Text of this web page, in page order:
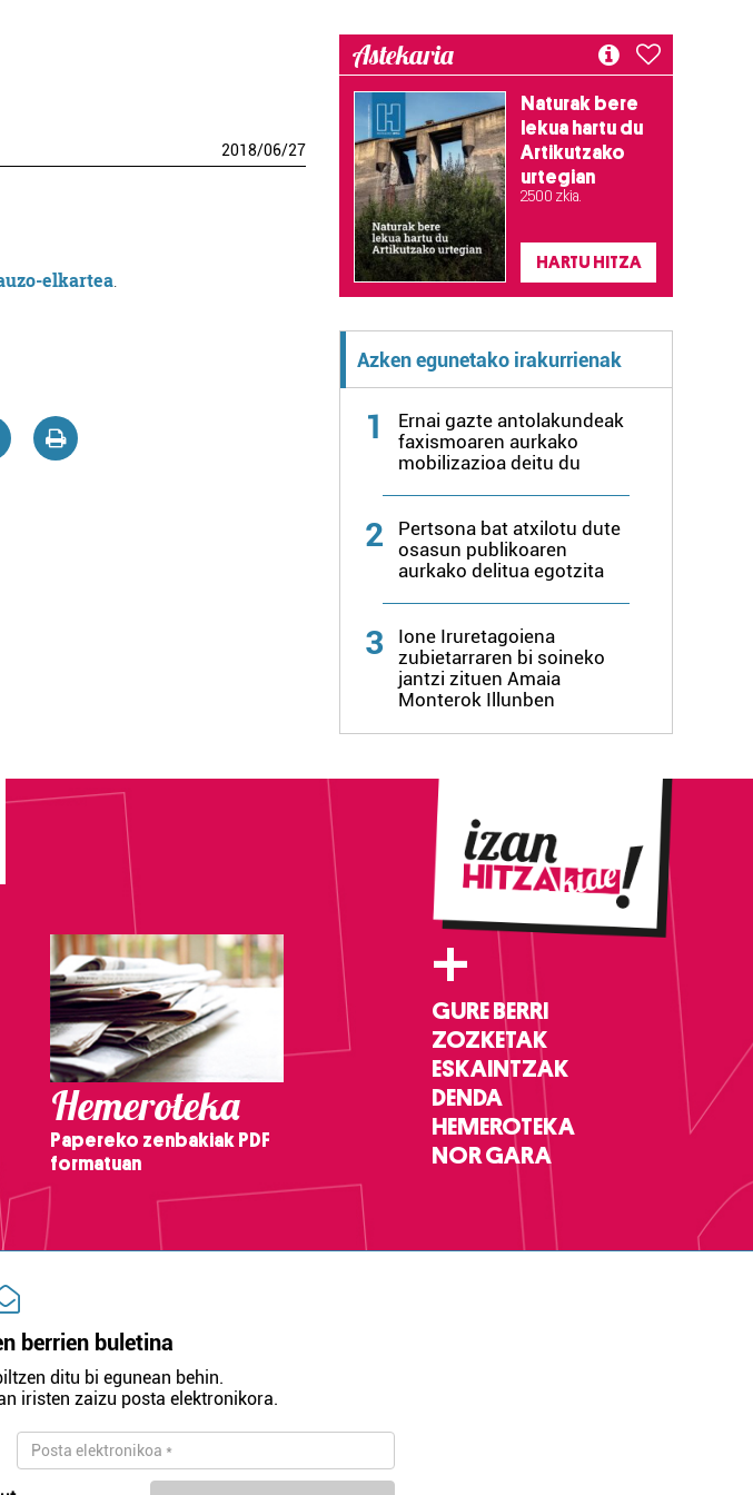
2018/06/27
elkartea
Astekaria
Naturak bere
lekua hartu du
Artikutzako
urtegian
2.500 zkia.
HARTU HITZA
Azken egunetako irakurrienak
1
Ernai gazte antolakundeak
faxismoaren aurkako
mobilizazioa deitu du
2
Pertsona bat atxilotu dute
osasun publikoaren
aurkako delitua egotzita
3
Ione Iruretagoiena
zubietarraren bi soineko
jantzi zituen Amaia
Monterok Illunben
Hemeroteka
Papereko zenbakiak PDF
formatuan
+
GURE BERRI
ZOZKETAK
ESKAINTZAK
DENDA
HEMEROTEKA
NOR GARA
berrien buletina
ditu bi egunean behin.
iristen zaizu posta elektronikora.